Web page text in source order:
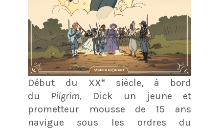
Début du XXe
siècle, à bord
du Pilgrim, Dick un jeune et
prometteur mousse de 15 ans
navigue sous les ordres du